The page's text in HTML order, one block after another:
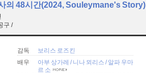
의 48시간(2024, Souleymane's Story)
구 /
감독
보리스 로즈킨
배우
아부 상가레 /니나 뫼리스 /알파 우마
르 소